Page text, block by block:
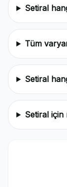
Setiral
Tüm
Setiral
Setiral için